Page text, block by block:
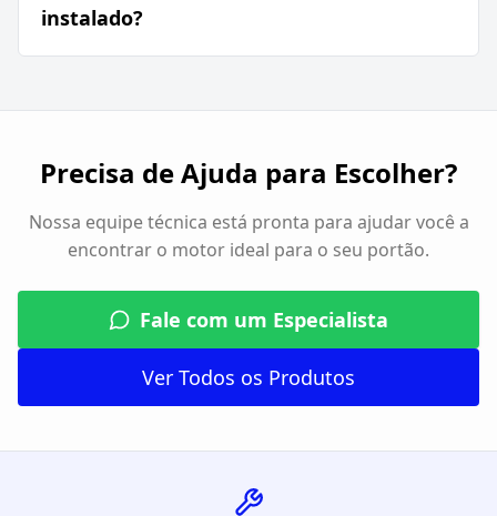
instalado?
Precisa de Ajuda para Escolher?
Nossa equipe técnica está pronta para ajudar você a
encontrar o motor ideal para o seu portão.
Fale com um Especialista
Ver Todos os Produtos